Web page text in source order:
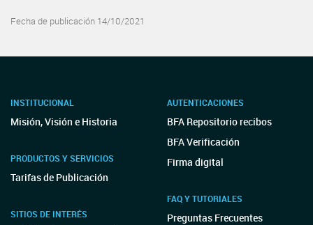
Fecha de publicación 14/10/2021
INSTITUCIONAL
Misión, Visión e Historia
PRODUCTOS Y SERVICIOS
Tarifas de Publicación
SITIOS DE INTERÉS
AUTENTICACIONES
BFA Repositorio recibos
BFA Verificación
Firma digital
FAQ Y TUTORIALES
Preguntas Frecuentes